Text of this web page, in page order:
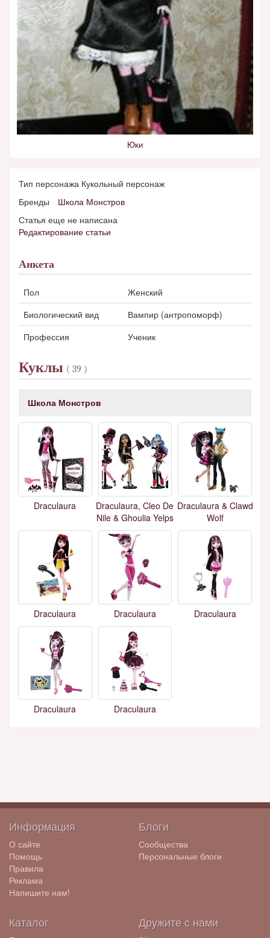
Юки
Тип персонажа Кукольный персонаж
Бренды
Школа Монстров
Статья еще не написана
Редактирование статьи
Анкета
Пол
Женский
Биологический вид
Вампир (антропоморф)
Профессия
Ученик
Куклы ( 39 )
Школа Монстров
Draculaura
Draculaura, Cleo De
Nile & Ghoulia Yelps
Draculaura & Clawd
Wolf
Draculaura Draculaura Draculaura
Draculaura Draculaura
Информация
О сайте
Помощь
Правила
Реклама
Напишите нам!
Блоги
Сообщества
Персональные блоги
Каталог Дружите с нами